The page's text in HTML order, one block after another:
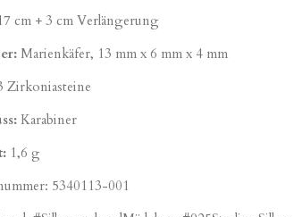
cm + 3 cm Verlängerung
Marienkäfer, 13 mm x 6 mm x 4 mm
Zirkoniasteine
Karabiner
1,6 g
5340113-001